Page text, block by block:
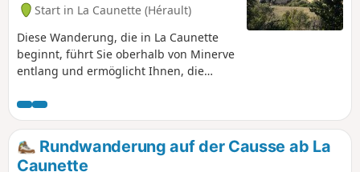
Start in La Caunette (Hérault)
Diese Wanderung, die in La Caunette
beginnt, führt Sie oberhalb von Minerve
entlang und ermöglicht Ihnen, die
säumen. Sie durchqueren abwechselnd
Weinberge, das Heideland mit Ginster,
Thymian, Stechginster, Steineichen und
einigen seltenen Unterholzarten.
Rundwanderung auf der Causse ab La
Caunette